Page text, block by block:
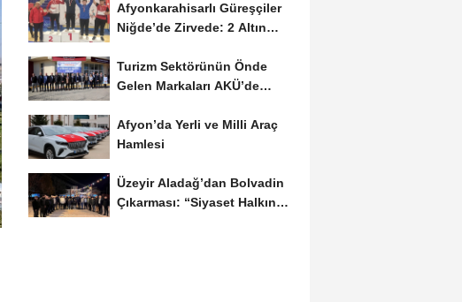
Afyonkarahisarlı Güreşçiler
Niğde’de Zirvede: 2 Altın
Turizm Sektörünün Önde
Gelen Markaları AKÜ’de
Afyon’da Yerli ve Milli Araç
Hamlesi
Üzeyir Aladağ’dan Bolvadin
Çıkarması: “Siyaset Halkın